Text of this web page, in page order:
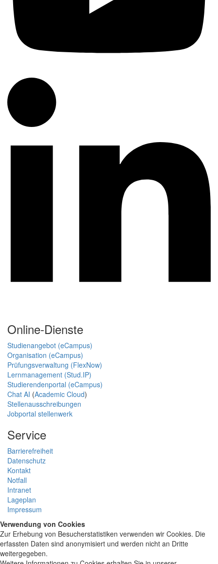
Online-Dienste
Studienangebot (eCampus)
Organisation (eCampus)
Prüfungsverwaltung (FlexNow)
Lernmanagement (Stud.IP)
Studierendenportal (eCampus)
Chat AI (Academic Cloud)
Stellenausschreibungen
Jobportal stellenwerk
Service
Barrierefreiheit
Datenschutz
Kontakt
Notfall
Intranet
Lageplan
Impressum
Verwendung von Cookies
Zur Erhebung von Besucherstatistiken verwenden wir Cookies. Die
erfassten Daten sind anonymisiert und werden nicht an Dritte
weitergegeben.